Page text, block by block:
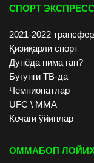
СПОРТ ЭКСПРЕСС
2021-2022
Қизиқарли спорт
Дунёда нима гап?
Бугунги ТВ-да
Чемпионатлар
UFC \ ММА
Кечаги ўйинлар
ОММАБОП